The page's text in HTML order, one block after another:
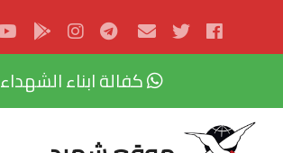
كفالة ابناء الشهداء